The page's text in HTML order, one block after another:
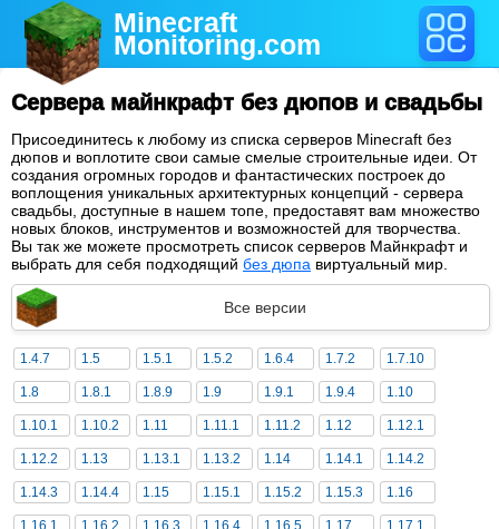
Minecraft
Monitoring.com
Сервера майнкрафт без дюпов и свадьбы
Присоединитесь к любому из списка серверов Minecraft без
дюпов и воплотите свои самые смелые строительные идеи. От
создания огромных городов и фантастических построек до
воплощения уникальных архитектурных концепций - сервера
свадьбы, доступные в нашем топе, предоставят вам множество
новых блоков, инструментов и возможностей для творчества.
Вы так же можете просмотреть список серверов Майнкрафт и
выбрать для себя подходящий без дюпа виртуальный мир.
Все версии
1.4.7 1.5 1.5.1 1.5.2 1.6.4 1.7.2 1.7.10
1.8 1.8.1 1.8.9 1.9 1.9.1 1.9.4 1.10
1.10.1 1.10.2 1.11 1.11.1 1.11.2 1.12 1.12.1
1.12.2 1.13 1.13.1 1.13.2 1.14 1.14.1 1.14.2
1.14.3 1.14.4 1.15 1.15.1 1.15.2 1.15.3 1.16
1.16.1 1.16.2 1.16.3 1.16.4 1.16.5 1.17 1.17.1